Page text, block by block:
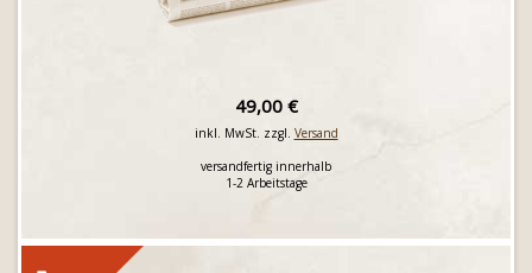
49,00 €
inkl. MwSt. zzgl. Versand
versandfertig innerhalb
1-2 Arbeitstage